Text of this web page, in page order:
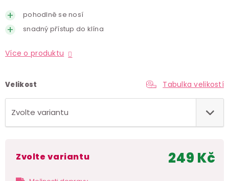
pohodlně se nosí
snadný přístup do klína
Více o produktu
Velikost Tabulka velikostí
Zvolte variantu 249 Kč